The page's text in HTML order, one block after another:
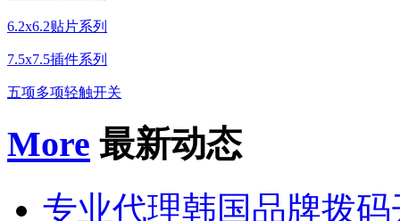
6.2x6.2贴片系列
7.5x7.5插件系列
五项多项轻触开关
More 最新动态
专业代理韩国品牌拨